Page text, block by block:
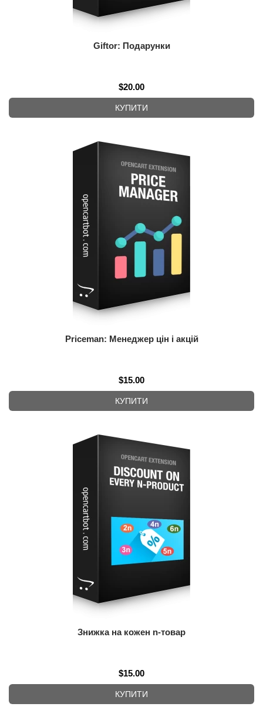
Giftor: Подарунки
$20.00
КУПИТИ
Priceman: Менеджер цін і акцій
$15.00
КУПИТИ
Знижка на кожен n-товар
$15.00
КУПИТИ